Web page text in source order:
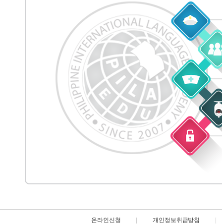
온라인신청 개인정보취급방침